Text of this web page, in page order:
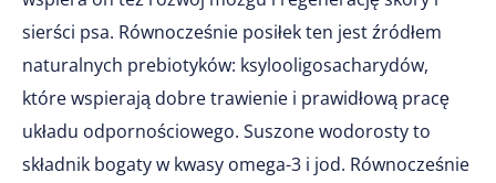
sierści psa. Równocześnie posiłek ten jest źródłem
naturalnych prebiotyków: ksylooligosacharydów,
które wspierają dobre trawienie i prawidłową pracę
układu odpornościowego. Suszone wodorosty to
składnik bogaty w kwasy omega-3 i jod. Równocześnie